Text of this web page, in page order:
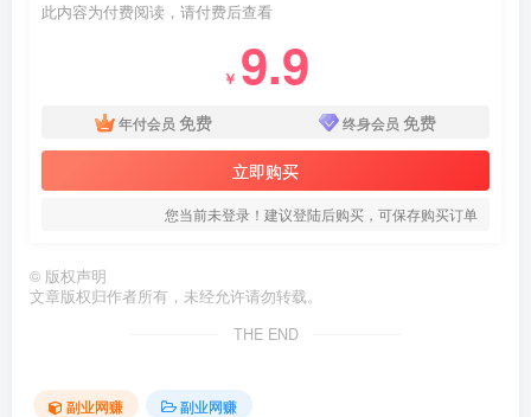
此内容为付费阅读，请付费后查看
￥ 9.9
年付会员 免费 终身会员 免费
立即购买
您当前未登录！建议登陆后购买，可保存购买订单
© 版权声明
文章版权归作者所有，未经允许请勿转载。
THE END
副业网赚
副业网赚